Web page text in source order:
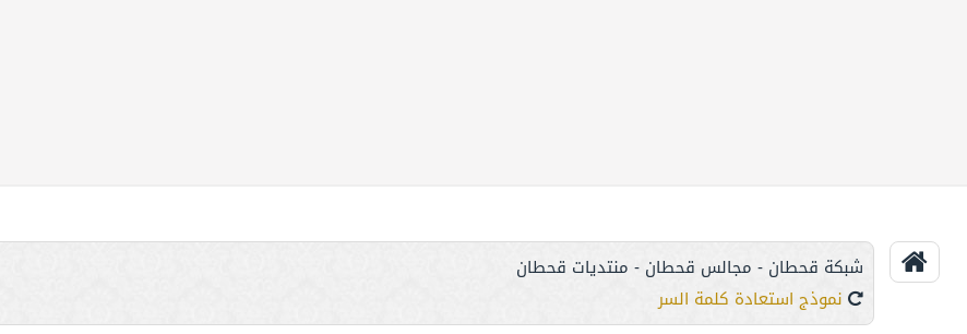
شبكة قحطان - مجالس قحطان - منتديات قحطان
نموذج استعادة كلمة السر